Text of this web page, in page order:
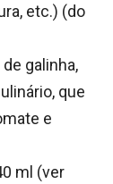
etc.) (do
galinha,
que
e
ml (ver